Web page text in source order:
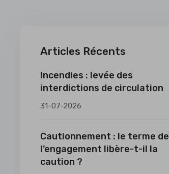
Articles Récents
Incendies : levée des
interdictions de circulation
31-07-2026
Cautionnement : le terme de
l’engagement libère-t-il la
caution ?